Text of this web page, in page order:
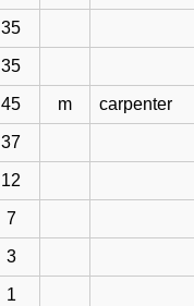
35
35
45 m carpenter
37
12
7
3
1